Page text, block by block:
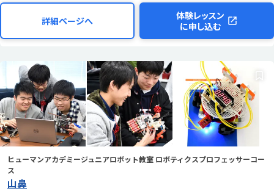
詳細ページへ
体験レッスン
に申し込む
ヒューマンアカデミージュニアロボット教室 ロボティクスプロフェッサーコー
ス
山鼻